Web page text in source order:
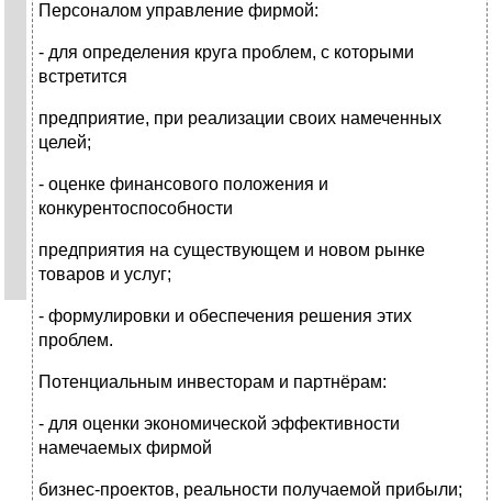
Персоналом управление фирмой:
- для определения круга проблем, с которыми
встретится
предприятие, при реализации своих намеченных
целей;
- оценке финансового положения и
конкурентоспособности
предприятия на существующем и новом рынке
товаров и услуг;
- формулировки и обеспечения решения этих
проблем.
Потенциальным инвесторам и партнёрам:
- для оценки экономической эффективности
намечаемых фирмой
бизнес-проектов, реальности получаемой прибыли;